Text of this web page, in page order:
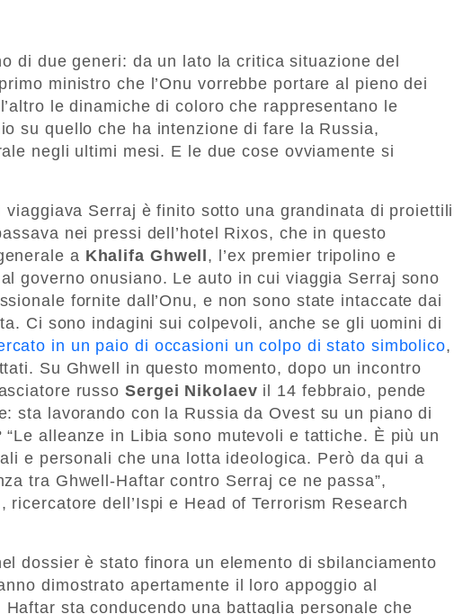
di due generi: da un lato la critica situazione del
ministro che l’Onu vorrebbe portare al pieno dei
le dinamiche di coloro che rappresentano le
su quello che ha intenzione di fare la Russia,
negli ultimi mesi. E le due cose ovviamente si
Serraj è finito sotto una grandinata di proiettili
nei pressi dell’hotel Rixos, che in questo
a Khalifa Ghwell, l’ex premier tripolino e
governo onusiano. Le auto in cui viaggia Serraj sono
fornite dall’Onu, e non sono state intaccate dai
Ci sono indagini sui colpevoli, anche se gli uomini di
in un paio di occasioni un colpo di stato simbolico,
Su Ghwell in questo momento, dopo un incontro
russo Sergei Nikolaev il 14 febbraio, pende
sta lavorando con la Russia da Ovest su un piano di
“Le alleanze in Libia sono mutevoli e tattiche. È più un
e personali che una lotta ideologica. Però da qui a
tra Ghwell-Haftar contro Serraj ce ne passa”,
, ricercatore dell’Ispi e Head of Terrorism Research
dossier è stato finora un elemento di sbilanciamento
dimostrato apertamente il loro appoggio al
Haftar sta conducendo una battaglia personale che